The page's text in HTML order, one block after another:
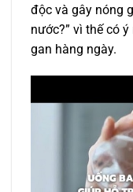
độc và gây nóng
nước?” vì thế có
gan hàng ngày.